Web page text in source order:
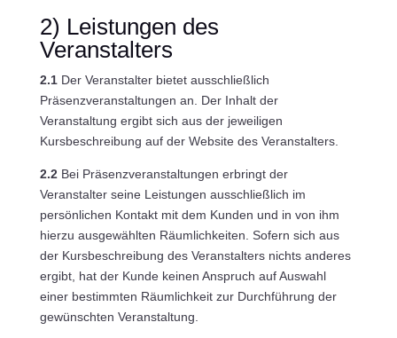
2) Leistungen des
Veranstalters
2.1Der Veranstalter bietet ausschließlich
Präsenzveranstaltungen an. Der Inhalt der
Veranstaltung ergibt sich aus der jeweiligen
Kursbeschreibung auf der Website des Veranstalters.
2.2Bei Präsenzveranstaltungen erbringt der
Veranstalter seine Leistungen ausschließlich im
persönlichen Kontakt mit dem Kunden und in von ihm
hierzu ausgewählten Räumlichkeiten. Sofern sich aus
der Kursbeschreibung des Veranstalters nichts anderes
ergibt, hat der Kunde keinen Anspruch auf Auswahl
einer bestimmten Räumlichkeit zur Durchführung der
gewünschten Veranstaltung.